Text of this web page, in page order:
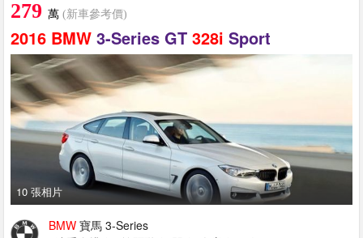
279 萬 (新車參考價)
2016 BMW 3-Series GT 328i Sport
10 張相片
BMW 寶馬 3-Series